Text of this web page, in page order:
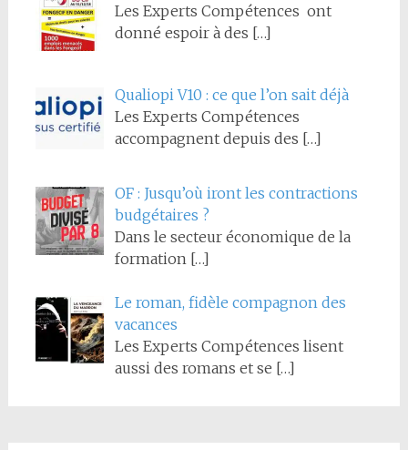
Les Experts Compétences ont
donné espoir à des […]
Qualiopi V10 : ce que l’on sait déjà
Les Experts Compétences
accompagnent depuis des […]
OF : Jusqu’où iront les contractions
budgétaires ?
Dans le secteur économique de la
formation […]
Le roman, fidèle compagnon des
vacances
Les Experts Compétences lisent
aussi des romans et se […]